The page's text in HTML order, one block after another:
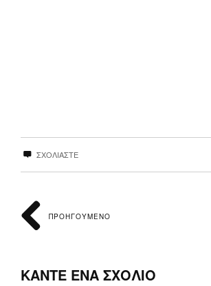
ΣΧΟΛΙΑΣΤΕ
ΠΡΟΗΓΟΥΜΕΝΟ
ΚΑΝΤΕ ΕΝΑ ΣΧΟΛΙΟ